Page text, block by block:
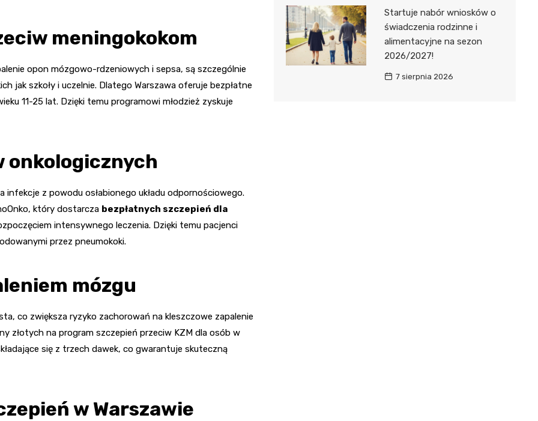
meningokokom
opon mózgowo-rdzeniowych i sepsa, są szczególnie
jak szkoły i uczelnie. Dlatego Warszawa oferuje bezpłatne
11-25 lat. Dzięki temu programowi młodzież zyskuje
onkologicznych
z powodu osłabionego układu odpornościowego.
który dostarcza bezpłatnych szczepień dla
intensywnego leczenia. Dzięki temu pacjenci
przez pneumokoki.
mózgu
co zwiększa ryzyko zachorowań na kleszczowe zapalenie
złotych na program szczepień przeciw KZM dla osób w
się z trzech dawek, co gwarantuje skuteczną
w Warszawie
Startuje nabór wniosków o
świadczenia rodzinne i
alimentacyjne na sezon
2026/2027!
7 sierpnia 2026